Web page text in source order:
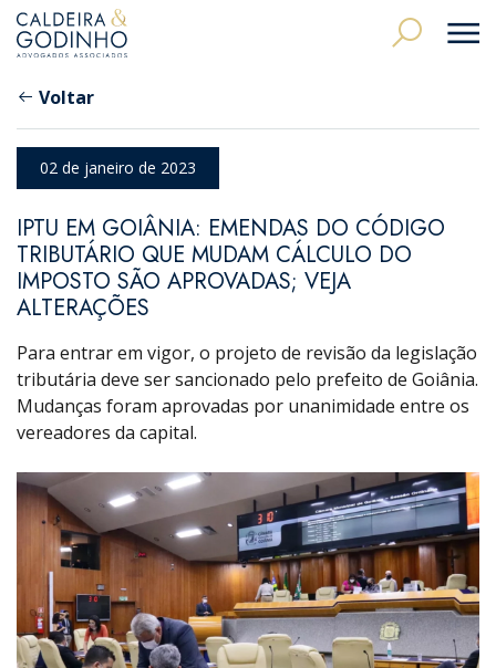
Voltar
02 de janeiro de 2023
IPTU EM GOIÂNIA: EMENDAS DO CÓDIGO
TRIBUTÁRIO QUE MUDAM CÁLCULO DO
IMPOSTO SÃO APROVADAS; VEJA
ALTERAÇÕES
Para entrar em vigor, o projeto de revisão da legislação
tributária deve ser sancionado pelo prefeito de Goiânia.
Mudanças foram aprovadas por unanimidade entre os
vereadores da capital.